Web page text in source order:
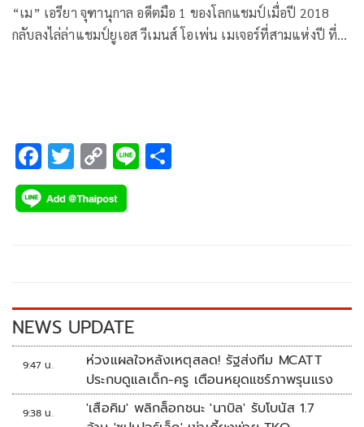
“เม” เอรียา จุฑานุกาล อดีตมือ 1 ของโลกแชมป์เมื่อปี 2018
กลับลงไล่ล่าแชมป์ยูเอส วีเมนส์ โอเพ่น เมเจอร์ที่สามแห่งปี ที่
สาวจากทั่วโลก
F
ac
e
k
T
wi
tt
C
o
p
k
Li
NEWS UPDATE
9:47 น.
ห่วงแผลใจหลังเหตุสลด! รัฐส่งทีม MCATT
ประกบดูแลเด็ก-ครู เตือนหยุดแชร์ภาพรุนแรง
9:38 น.
'เสือคิม' พลิกล็อกชนะ 'นาบิล' รับโบนัส 1.7